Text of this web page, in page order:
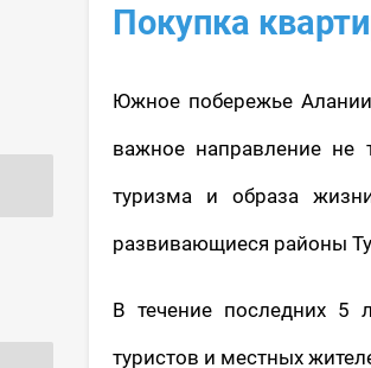
Покупка
Южное побережье
важное направление не
туризма и образа
развивающиеся районы
В течение последних 5
туристов и местных